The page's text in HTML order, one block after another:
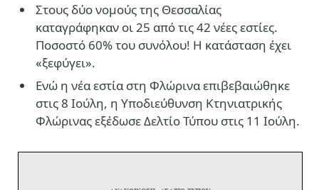
Στους δύο νομούς της Θεσσαλίας
καταγράφηκαν οι 25 από τις 42 νέες εστίες.
Ποσοστό 60% του συνόλου! Η κατάσταση έχει
«ξεφύγει».
Ενώ η νέα εστία στη Φλώρινα επιβεβαιώθηκε
στις 8 Ιούλη, η Υποδιεύθυνση Κτηνιατρικής
Φλώρινας εξέδωσε Δελτίο Τύπου στις 11 Ιούλη.